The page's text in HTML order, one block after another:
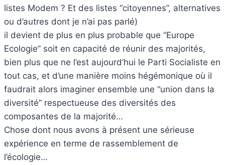
listes Modem ? Et des listes “citoyennes”, alternatives
ou d’autres dont je n’ai pas parlé)
il devient de plus en plus probable que “Europe
Ecologie” soit en capacité de réunir des majorités,
bien plus que ne l’est aujourd’hui le Parti Socialiste en
tout cas, et d’une manière moins hégémonique où il
faudrait alors imaginer ensemble une “union dans la
diversité” respectueuse des diversités des
composantes de la majorité…
Chose dont nous avons à présent une sérieuse
expérience en terme de rassemblement de
l’écologie…